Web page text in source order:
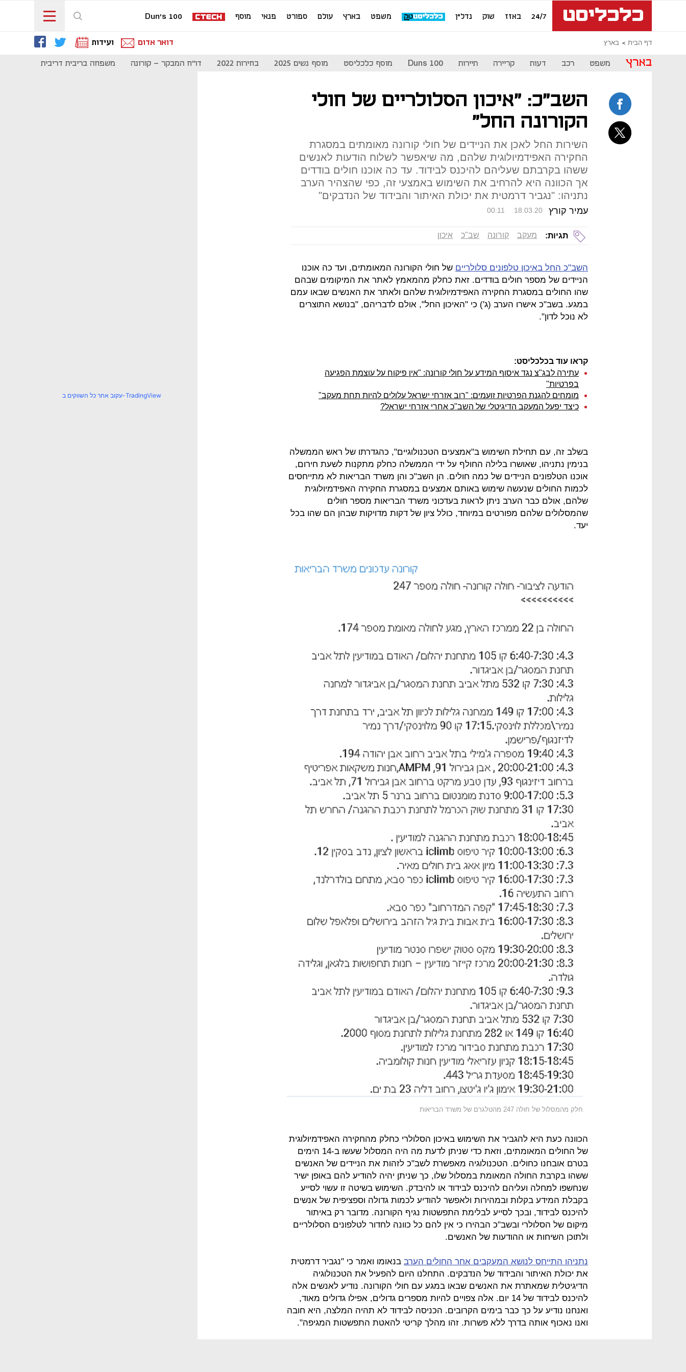
24/7 באזז שוק נדל"ן משפט בארץ עולם ספורט פנאי מוסף Dun's 100
דף הבית בארץ דואר אדום ועידות
בארץ משפט רכב דעות קריירה תיירות Duns 100 מוסף כלכליסט מוסף נשים 2025 בחירות 2022 דו"ח המבקר - קורונה משפחה בריבית דריבית
השב"כ: "איכון הסלולריים של חולי
הקורונה החל"
השירות החל לאכן את הניידים של חולי קורונה מאומתים במסגרת
החקירה האפידמיולוגית שלהם, מה שיאפשר לשלוח הודעות לאנשים
ששהו בקרבתם שעליהם להיכנס לבידוד. עד כה אוכנו חולים בודדים
אך הכוונה היא להרחיב את השימוש באמצעי זה, כפי שהצהיר הערב
נתניהו: "נגביר דרמטית את יכולת האיתור והבידוד של הנדבקים"
עמיר קורץ 00:11 18.03.20
תגיות: מעקב קורונה שב"כ איכון
השב"כ החל באיכון טלפונים סלולריים של חולי הקורונה המאומתים, ועד כה אוכנו
הניידים של מספר חולים בודדים. זאת כחלק מהמאמץ לאתר את המיקומים שבהם
שהו החולים במסגרת החקירה האפידמיולוגית שלהם ולאתר את האנשים שבאו עמם
במגע. בשב"כ אישרו הערב (ג') כי "האיכון החל", אולם לדבריהם, "בנושא התוצרים
לא נוכל לדון".
קראו עוד בכלכליסט:
עתירה לבג"צ נגד איסוף המידע על חולי קורונה: "אין פיקוח על עוצמת הפגיעה
בפרטיות"
מומחים להגנת הפרטיות זועמים: "רוב אזרחי ישראל עלולים להיות תחת מעקב"
כיצד יפעל המעקב הדיגיטלי של השב"כ אחרי אזרחי ישראל?
בשלב זה, עם תחילת השימוש ב"אמצעים הטכנולוגיים", כהגדרתו של ראש הממשלה
בנימין נתניהו, שאושרו בלילה החולף על ידי הממשלה כחלק מתקנות לשעת חירום,
אוכנו הטלפונים הניידים של כמה חולים. הן השב"כ והן משרד הבריאות לא מתייחסים
לכמות החולים שנעשה שימוש באותם אמצעים במסגרת החקירה האפידמיולוגית
שלהם, אולם כבר הערב ניתן לראות בעדכוני משרד הבריאות מספר חולים
שהמסלולים שלהם מפורטים במיוחד, כולל ציון של דקות מדויקות שבהן הם שהו בכל
יעד.
חלק מהמסלול של חולה 247 מהטלגרם של משרד הבריאות
הכוונה כעת היא להגביר את השימוש באיכון הסלולרי כחלק מהחקירה האפידמיולוגית
של החולים המאומתים, וזאת כדי שניתן לדעת מה היה המסלול שעשו ב-14 הימים
בטרם אובחנו כחולים. הטכנולוגיה מאפשרת לשב"כ לזהות את הניידים של האנשים
ששהו בקרבת החולה המאומת במסלול שלו, כך שניתן יהיה להודיע להם באופן ישיר
שנחשפו למחלה ועליהם להיכנס לבידוד או להיבדק. השימוש בשיטה זו עשוי לסייע
בקבלת המידע בקלות ובמהירות ולאפשר להודיע לכמות גדולה וספציפית של אנשים
להיכנס לבידוד, ובכך לסייע לבלימת התפשטות נגיף הקורונה. מדובר רק באיתור
מיקום של הסלולרי ובשב"כ הבהירו כי אין להם כל כוונה לחדור לטלפונים הסלולריים
ולתוכן השיחות או ההודעות של האנשים.
נתניהו התייחס לנושא המעקבים אחר החולים הערב בנאומו ואמר כי "נגביר דרמטית
את יכולת האיתור והבידוד של הנדבקים. התחלנו היום להפעיל את הטכנולוגיה
הדיגיטלית שמאתרת את האנשים שבאו במגע עם חולי הקורונה. נודיע לאנשים אלה
להיכנס לבידוד של 14 יום. אלה צפויים להיות מספרים גדולים, אפילו גדולים מאוד,
ואנחנו נודיע על כך כבר בימים הקרובים. הכניסה לבידוד לא תהיה המלצה, היא חובה
ואנו נאכוף אותה בדרך ללא פשרות. זהו מהלך קריטי להאטת התפשטות המגיפה".
עקוב אחר כל השווקים ב-TradingView